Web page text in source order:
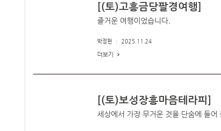
[(토)고흥금당팔경여행]
즐거운 여행이었습니다.
박정현 2025.11.24
더보기
[(토)보성장흥마음테라피]
세상에서 가장 무거운 것을 단숨에 들어